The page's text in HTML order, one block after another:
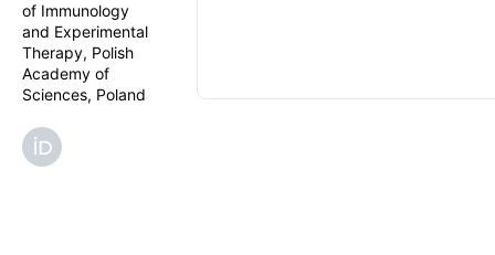
of Immunology
and Experimental
Therapy, Polish
Academy of
Sciences, Poland